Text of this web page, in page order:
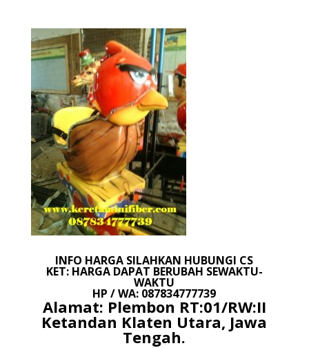
INFO HARGA SILAHKAN HUBUNGI CS
KET: HARGA DAPAT BERUBAH SEWAKTU-
WAKTU
HP / WA: 087834777739
Alamat: Plembon RT:01/RW:II
Ketandan Klaten Utara, Jawa
Tengah.